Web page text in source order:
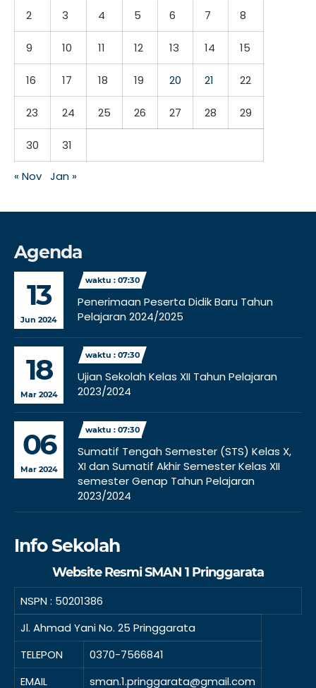
2 3 4 5 6 7 8
9 10 11 12 13 14 15
16 17 18 19 20 21 22
23 24 25 26 27 28 29
30 31
« Nov Jan »
Agenda
13
Jun 2024
waktu : 07:30
Penerimaan Peserta Didik Baru Tahun
Pelajaran 2024/2025
18
Mar 2024
waktu : 07:30
Ujian Sekolah Kelas XII Tahun Pelajaran
2023/2024
06
Mar 2024
waktu : 07:30
Sumatif Tengah Semester (STS) Kelas X,
XI dan Sumatif Akhir Semester Kelas XII
semester Genap Tahun Pelajaran
2023/2024
Info Sekolah
Website Resmi SMAN 1 Pringgarata
NSPN : 50201386
Jl. Ahmad Yani No. 25 Pringgarata
TELEPON
0370-7566841
EMAIL
sman.1.pringgarata@gmail.com